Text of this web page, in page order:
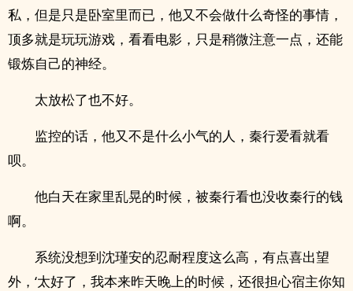
私，但是只是卧室里而已，他又不会做什么奇怪的事情，
顶多就是玩玩游戏，看看电影，只是稍微注意一点，还能
锻炼自己的神经。
太放松了也不好。
监控的话，他又不是什么小气的人，秦行爱看就看
呗。
他白天在家里乱晃的时候，被秦行看也没收秦行的钱
啊。
系统没想到沈瑾安的忍耐程度这么高，有点喜出望
外，‘太好了，我本来昨天晚上的时候，还很担心宿主你知